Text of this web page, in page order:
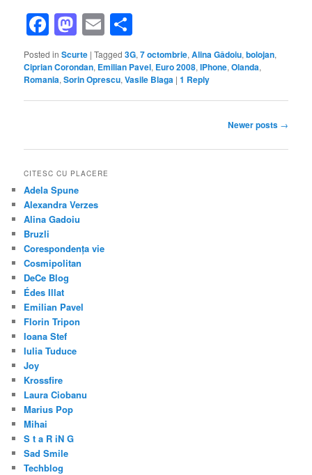
Facebook
Mastodon
Email
Posted in Scurte |Tagged 3G,7 octombrie,Alina Gâdoiu,bolojan,
Ciprian Corondan, Emilian Pavel, Euro 2008,IPhone,Olanda,
Romania,Sorin Oprescu,Vasile Blaga |1 Reply
Newer posts →
CITESC CU PLACERE
Adela Spune
Alexandra Verzes
Alina Gadoiu
Bruzli
Corespondența vie
Cosmipolitan
DeCe Blog
Édes Illat
Emilian Pavel
Florin Tripon
Ioana Stef
Iulia Tuduce
Joy
Krossfire
Laura Ciobanu
Marius Pop
Mihai
S t a R iN G
Sad Smile
Techblog